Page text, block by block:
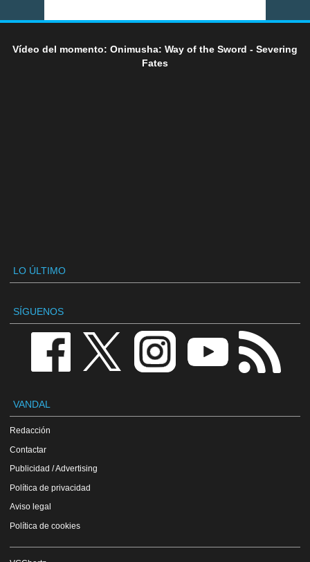
Vídeo del momento: Onimusha: Way of the Sword - Severing
Fates
LO ÚLTIMO
SÍGUENOS
VANDAL
Redacción
Contactar
Publicidad / Advertising
Política de privacidad
Aviso legal
Política de cookies